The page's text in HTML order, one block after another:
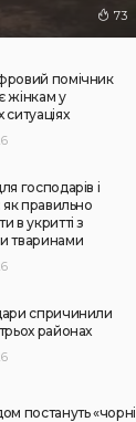
73
помічник
жінкам у
господарів і
як правильно
в укритті з
тваринами
спричинили
районах
постануть «чорні